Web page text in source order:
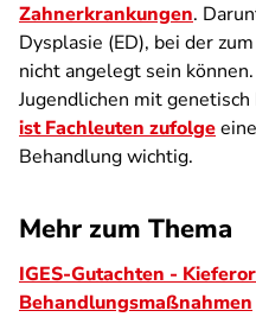
Zahnerkrankungen.
Dysplasie (ED), bei der
nicht angelegt sein
Jugendlichen mit
ist Fachleuten zufolge
Behandlung wichtig.
Mehr zum Thema
IGES-Gutachten -
Behandlungsmaßnahmen